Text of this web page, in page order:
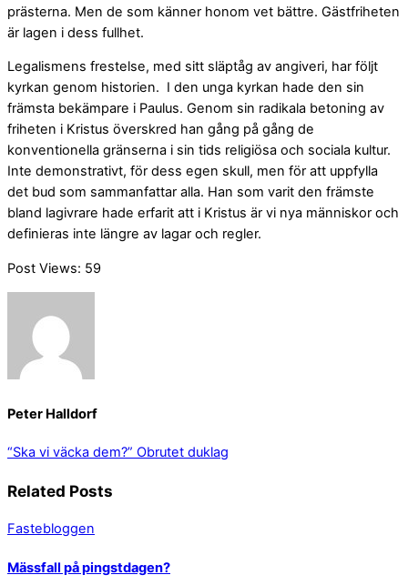
prästerna. Men de som känner honom vet bättre. Gästfriheten
är lagen i dess fullhet.
Legalismens frestelse, med sitt släptåg av angiveri, har följt
kyrkan genom historien. I den unga kyrkan hade den sin
främsta bekämpare i Paulus. Genom sin radikala betoning av
friheten i Kristus överskred han gång på gång de
konventionella gränserna i sin tids religiösa och sociala kultur.
Inte demonstrativt, för dess egen skull, men för att uppfylla
det bud som sammanfattar alla. Han som varit den främste
bland lagivrare hade erfarit att i Kristus är vi nya människor och
definieras inte längre av lagar och regler.
Post Views: 59
Peter Halldorf
“Ska vi väcka dem?” Obrutet duklag
Related Posts
Fastebloggen
Mässfall på pingstdagen?